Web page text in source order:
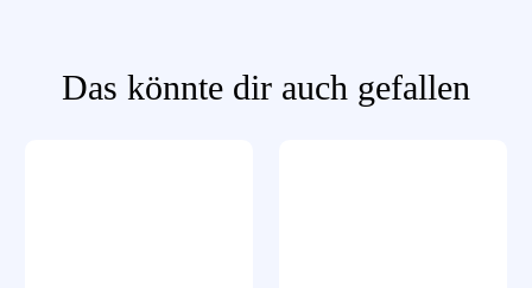
Das könnte dir auch gefallen